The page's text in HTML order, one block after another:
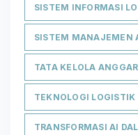
SISTEM INFORMASI
SISTEM MANAJEMEN
TATA KELOLA
TEKNOLOGI LOGISTIK
TRANSFORMASI AI